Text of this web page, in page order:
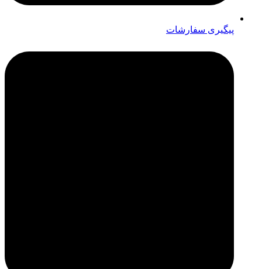
پیگیری سفارشات